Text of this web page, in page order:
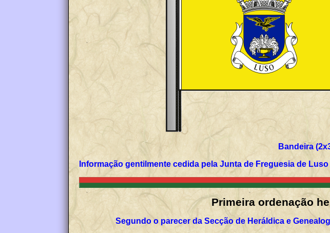
Bandeira
Informação gentilmente cedida pela Junta de Freguesia de Luso
Primeira ordenação
Segundo o parecer da Secção de Heráldica e